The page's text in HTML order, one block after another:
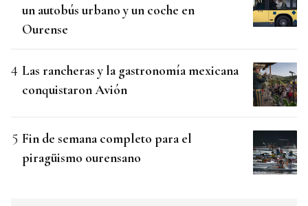
un autobús urbano y un coche en
Ourense
Las rancheras y la gastronomía mexicana
conquistaron Avión
Fin de semana completo para el
piragüismo ourensano